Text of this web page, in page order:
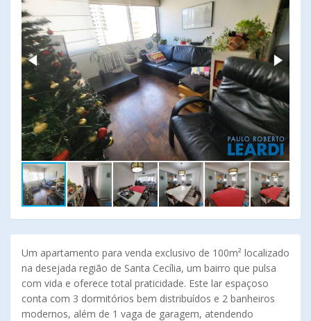
Um apartamento para venda exclusivo de 100m² localizado
na desejada região de Santa Cecília, um bairro que pulsa
com vida e oferece total praticidade. Este lar espaçoso
conta com 3 dormitórios bem distribuídos e 2 banheiros
modernos, além de 1 vaga de garagem, atendendo